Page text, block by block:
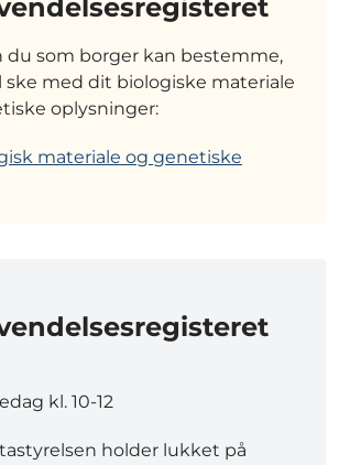
du som borger kan bestemme,
ske med dit biologiske materiale
oplysninger:
materiale og genetiske
kl. 10-12
holder lukket på